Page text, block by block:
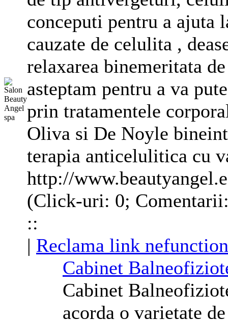
conceputi pentru a
cauzate de celulita ,
relaxarea binemeritata
asteptam pentru a va
prin tratamentele
Oliva si De Noyle
terapia anticelulitica cu
http://
(Click-uri: 0;
::
| Reclama link
Cabinet
Cabinet
acorda o varietate